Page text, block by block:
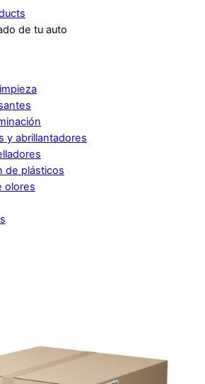
de tu auto
y abrillantadores
de plásticos
olores